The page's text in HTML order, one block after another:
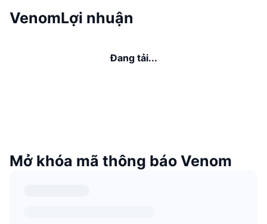
VenomLợi nhuận
Đang tải...
Mở khóa mã thông báo Venom